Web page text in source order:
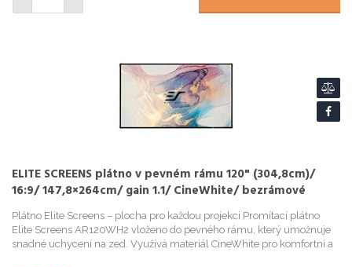
ELITE SCREENS plátno v pevném rámu 120" (304,8cm)/
16:9/ 147,8×264cm/ gain 1.1/ CineWhite/ bezrámové
Plátno Elite Screens – plocha pro každou projekci Promítací plátno
Elite Screens AR120WH2 vloženo do pevného rámu, který umožnuje
snadné uchycení na zed. Využívá materiál CineWhite pro komfortní a